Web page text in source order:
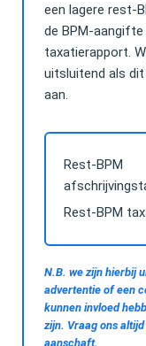
een lagere rest-
de BPM-
taxatierapport.
uitsluitend als
aan.
Rest-BPM
Rest-BPM
N.B. we zijn hierbij
advertentie of een
kunnen invloed
zijn. Vraag ons
aanschaft.